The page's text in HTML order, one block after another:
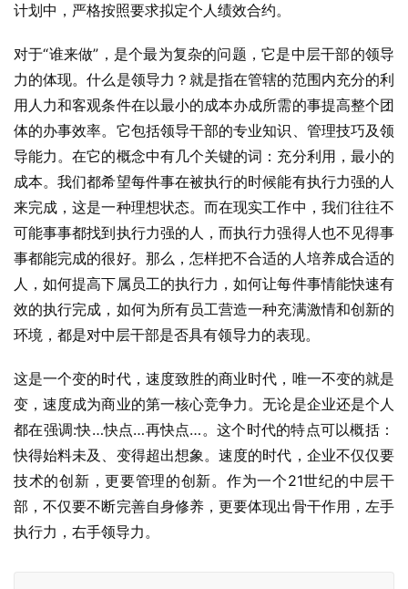
计划中，严格按照要求拟定个人绩效合约。
对于“谁来做”，是个最为复杂的问题，它是中层干部的领导
力的体现。什么是领导力？就是指在管辖的范围内充分的利
用人力和客观条件在以最小的成本办成所需的事提高整个团
体的办事效率。它包括领导干部的专业知识、管理技巧及领
导能力。在它的概念中有几个关键的词：充分利用，最小的
成本。我们都希望每件事在被执行的时候能有执行力强的人
来完成，这是一种理想状态。而在现实工作中，我们往往不
可能事事都找到执行力强的人，而执行力强得人也不见得事
事都能完成的很好。那么，怎样把不合适的人培养成合适的
人，如何提高下属员工的执行力，如何让每件事情能快速有
效的执行完成，如何为所有员工营造一种充满激情和创新的
环境，都是对中层干部是否具有领导力的表现。
这是一个变的时代，速度致胜的商业时代，唯一不变的就是
变，速度成为商业的第一核心竞争力。无论是企业还是个人
都在强调:快…快点…再快点…。这个时代的特点可以概括：
快得始料未及、变得超出想象。速度的时代，企业不仅仅要
技术的创新，更要管理的创新。作为一个21世纪的中层干
部，不仅要不断完善自身修养，更要体现出骨干作用，左手
执行力，右手领导力。